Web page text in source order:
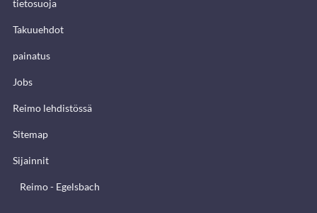
tietosuoja
Takuuehdot
painatus
Jobs
Reimo lehdistössä
Sitemap
Sijainnit
Reimo - Egelsbach